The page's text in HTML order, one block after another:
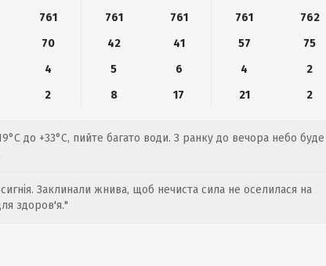
761 761 761 761
762
70 42 41 57
75
4 5 6 4
2
2 8 17 21 2
до +33°C, пийте багато води. З ранку до вечора небо буде
Заклинали жнива, щоб нечиста сила не оселилася на
здоров'я."